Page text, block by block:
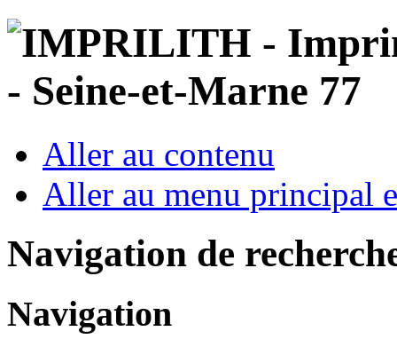
Aller au contenu
Aller au menu principal
Navigation de
Navigation